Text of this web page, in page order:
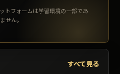
トフォームは学習環境の一部であ
せん。
すべて見る